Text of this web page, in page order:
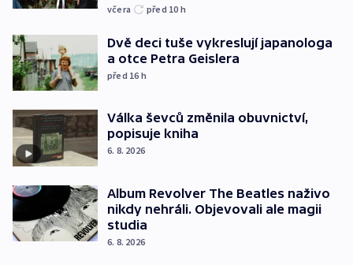
včera před 10 h
Dvě deci tuše vykreslují japanologa
a otce Petra Geislera
před 16 h
Válka ševců změnila obuvnictví,
popisuje kniha
6. 8. 2026
Album Revolver The Beatles naživo
nikdy nehráli. Objevovali ale magii
studia
6. 8. 2026